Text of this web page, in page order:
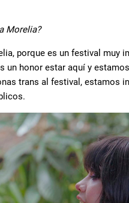
Morelia?
porque es un festival muy
un honor estar aquí y
trans al festival, estamos